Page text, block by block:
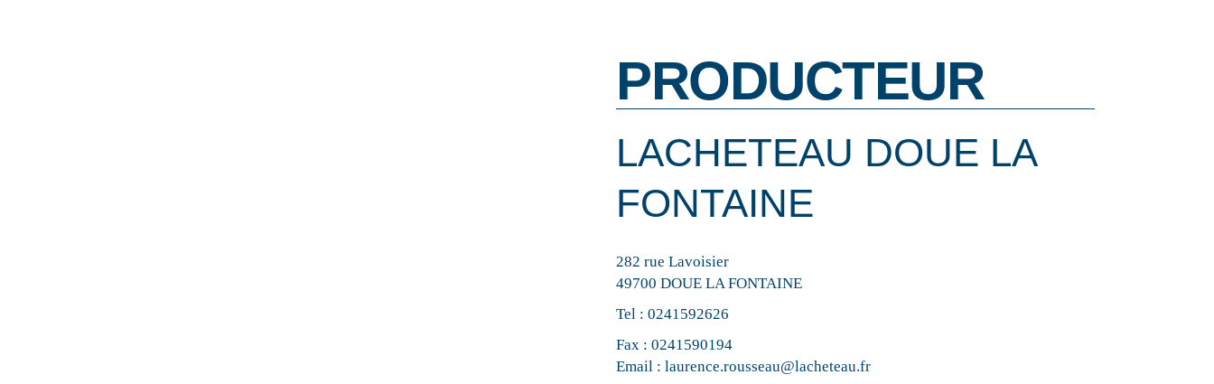
PRODUCTEUR
LACHETEAU DOUE LA
FONTAINE
282 rue Lavoisier
49700 DOUE LA FONTAINE
Tel : 0241592626
Fax : 0241590194
Email : laurence.rousseau@lacheteau.fr